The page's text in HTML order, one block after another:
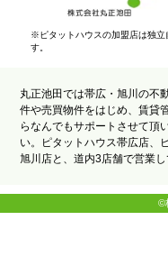
※ピタットハウスの加盟店は独立
す。
丸正池田では帯広・旭川の不
件や売買物件をはじめ、賃貸
らなんでもサポートさせて頂
い。ピタットハウス帯広店、
旭川店と、道内3店舗で営業
©